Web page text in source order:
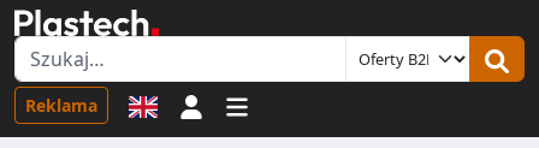
Reklama Logowanie